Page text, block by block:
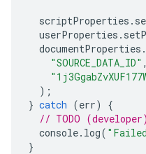
scriptProperties .
userProperties .
documentProperties .
"SOURCE_DATA_ID" ,
);
} catch (err)
{
// TODO
console. log(
}